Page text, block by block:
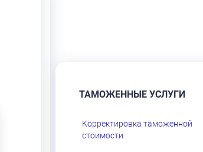
ТАМОЖЕННЫЕ УСЛУГИ
Корректировка таможенной
стоимости